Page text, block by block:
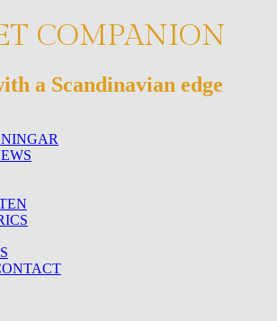
COMPANION
a Scandinavian edge